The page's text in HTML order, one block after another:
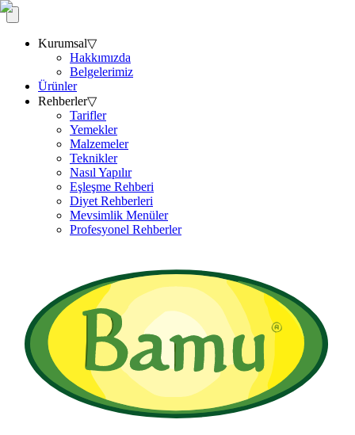
Kurumsal▽
Hakkımızda
Belgelerimiz
Ürünler
Rehberler▽
Tarifler
Yemekler
Malzemeler
Teknikler
Nasıl Yapılır
Eşleşme Rehberi
Diyet Rehberleri
Mevsimlik Menüler
Profesyonel Rehberler